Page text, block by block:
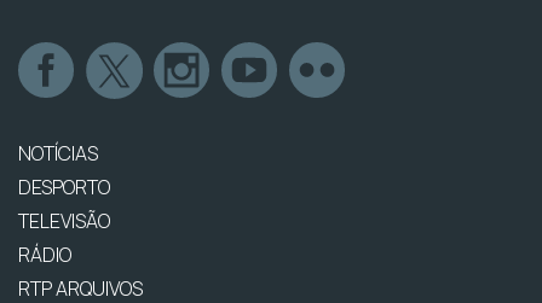
NOTÍCIAS
DESPORTO
TELEVISÃO
RÁDIO
RTP ARQUIVOS